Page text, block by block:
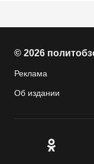
© 2026
Реклама
Об издании